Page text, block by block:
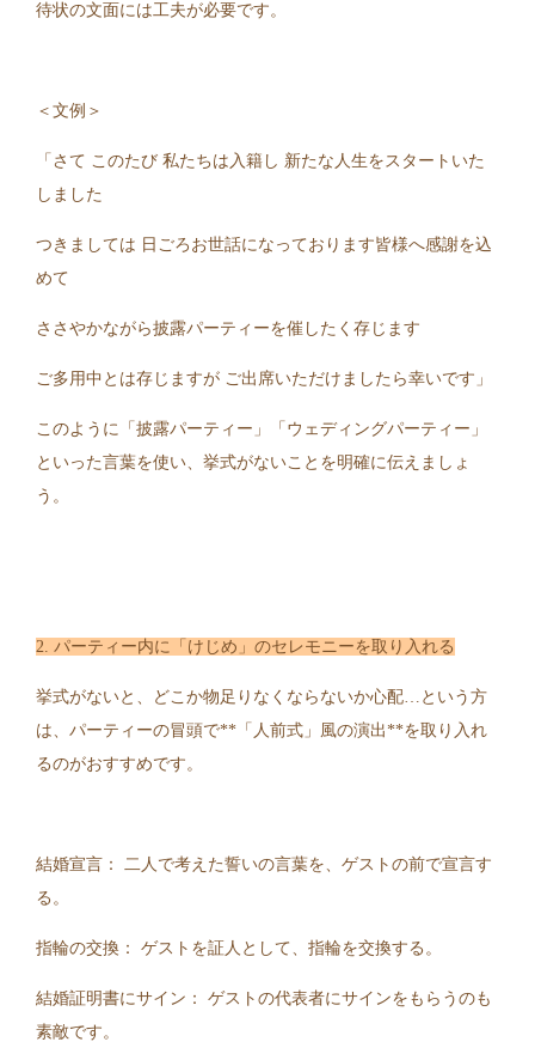
待状の文面には工夫が必要です。
＜文例＞
「さて このたび 私たちは入籍し 新たな人生をスタートいた
しました
つきましては 日ごろお世話になっております皆様へ感謝を込
めて
ささやかながら披露パーティーを催したく存じます
ご多用中とは存じますが ご出席いただけましたら幸いです」
このように「披露パーティー」「ウェディングパーティー」
といった言葉を使い、挙式がないことを明確に伝えましょ
う。
2. パーティー内に「けじめ」のセレモニーを取り入れる
挙式がないと、どこか物足りなくならないか心配…という方
は、パーティーの冒頭で**「人前式」風の演出**を取り入れ
るのがおすすめです。
結婚宣言： 二人で考えた誓いの言葉を、ゲストの前で宣言す
る。
指輪の交換： ゲストを証人として、指輪を交換する。
結婚証明書にサイン： ゲストの代表者にサインをもらうのも
素敵です。